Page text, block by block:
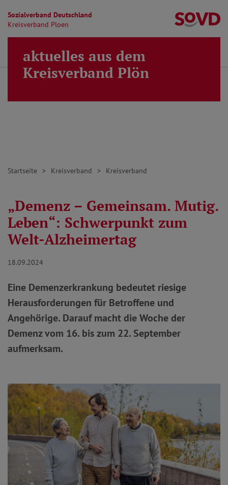
Sozialverband Deutschland
Kreisverband Ploen
Direkt zu den Inhalten springen
MENÜ
aktuelles aus dem
Kreisverband Plön
Startseite Kreisverband Kreisverband
„Demenz – Gemeinsam. Mutig.
Leben“: Schwerpunkt zum
Welt-Alzheimertag
18.09.2024
Eine Demenzerkrankung bedeutet riesige
Herausforderungen für Betroffene und
Angehörige. Darauf macht die Woche der
Demenz vom 16. bis zum 22. September
aufmerksam.